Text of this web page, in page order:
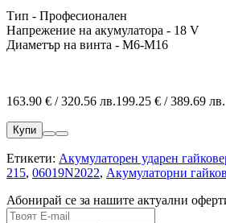
Тип - Професионален
Напрежение на акумулатора - 18 V
Диаметър на винта - M6-M16
163.90 € / 320.56 лв.199.25 € / 389.69 лв.
Купи
Етикети: Акумулаторен ударен
215, 06019N2022, Акумулаторни
Абонирай се за нашите актуални